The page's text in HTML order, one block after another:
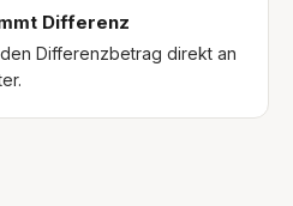
Differenz
Differenzbetrag direkt an